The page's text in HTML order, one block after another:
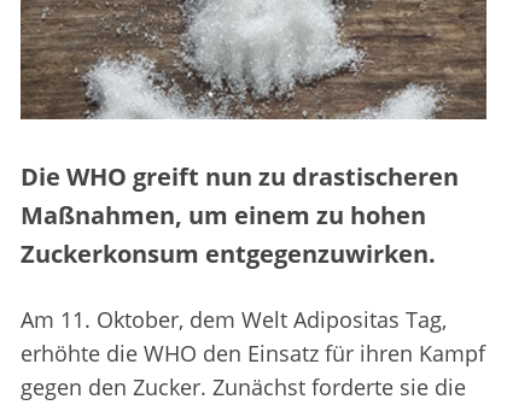
Die WHO greift nun zu drastischeren
Maßnahmen, um einem zu hohen
Zuckerkonsum entgegenzuwirken.
Am 11. Oktober, dem Welt Adipositas Tag,
erhöhte die WHO den Einsatz für ihren Kampf
gegen den Zucker. Zunächst forderte sie die